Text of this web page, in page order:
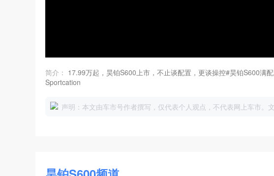
简介： 17.99万起，昊铂S600上市，不止谈配置，更谈操控#昊铂S600满
Sportcation
声明：本文由车市号作者撰写，仅代表个人观点，不代表网上车市。